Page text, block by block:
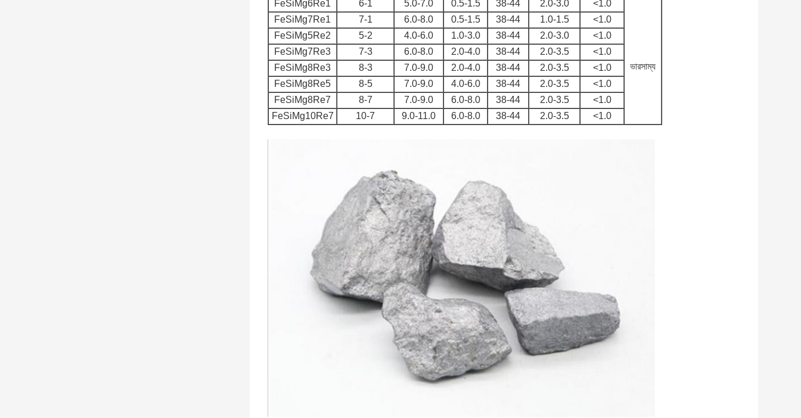
FeSiMg6Re1
6-1 5.0-7.0 0.5-1.5 38-44 2.0-3.0 <1.0
ভারসাম্য
FeSiMg7Re1 7-1 6.0-8.0 0.5-1.5 38-44 1.0-1.5
<1.0
FeSiMg5Re2
5-2 4.0-6.0 1.0-3.0 38-44 2.0-3.0
<1.0
FeSiMg7Re3
7-3 6.0-8.0 2.0-4.0 38-44 2.0-3.5
<1.0
FeSiMg8Re3
8-3 7.0-9.0 2.0-4.0 38-44 2.0-3.5
<1.0
FeSiMg8Re5
8-5 7.0-9.0 4.0-6.0 38-44 2.0-3.5
<1.0
FeSiMg8Re7
8-7 7.0-9.0 6.0-8.0 38-44 2.0-3.5
<1.0
FeSiMg10Re7
10-7 9.0-11.0 6.0-8.0 38-44 2.0-3.5 <1.0